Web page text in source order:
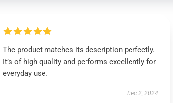
The product matches its description perfectly.
It’s of high quality and performs excellently for
everyday use.
Dec 2, 2024